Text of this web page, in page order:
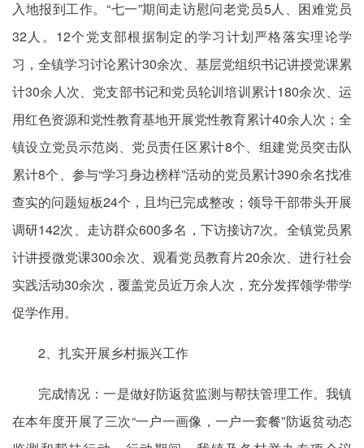
入地报到工作。“七一”期间走访慰问老党员5人、困难党员
32人。12个党支部根据制定的学习计划严格落实理论学
习，全镇学习讨论累计30余次、基层党组织书记讲授党课累
计30余人次、党支部书记和党员轮训培训累计180余次、运
用红色资源和党性教育基地开展党性教育累计40余人次；全
镇设立党员示范岗、党员责任区累计8个、组建党员突击队
累计8个、参与“学习身边榜样”活动的党员累计390余名找准
查实的问题短板24个，且均已完成整改；领导干部带头开展
调研142次、走访群众600多名，下访接访7次。全镇党员累
计讲授微党课300余次、观看党员教育片20余次、进行社会
实践活动30余次，覆盖党员近万余人次，充分发挥领学带学
促学作用。
2、扎实开展乡村振兴工作
完成情况：一是做好防返贫监测与帮扶管理工作。我镇
在本年度开展了三次“一户一画像，一户一套餐”防返贫动态